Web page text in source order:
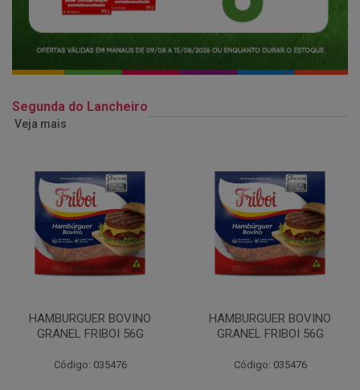
Segunda do Lancheiro
Veja mais
HAMBURGUER BOVINO
GRANEL FRIBOI 56G
Código: 035476
HAMBURGUER BOVINO
GRANEL FRIBOI 56G
Código: 035476